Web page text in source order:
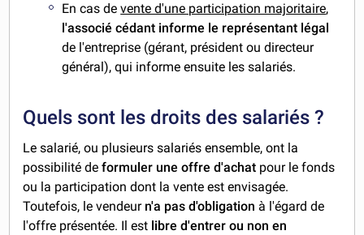
En cas devente d'une participation majoritaire,
l'associé cédant informe le représentant légal
de l'entreprise (gérant, président ou directeur
général), qui informe ensuite les salariés.
Quels sont les droits des salariés ?
Le salarié, ou plusieurs salariés ensemble, ont la
possibilité de formuler une offre d'achat pour le fonds
ou la participation dont la vente est envisagée.
Toutefois, le vendeur n'a pas d'obligation à l'égard de
l'offre présentée. Il est libre d'entrer ou non en